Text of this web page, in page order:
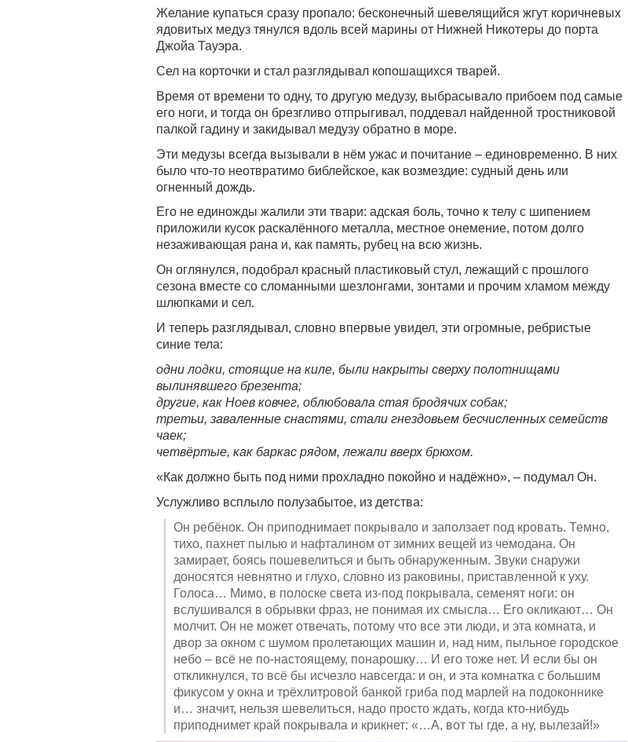
Желание купаться сразу пропало: бесконечный шевелящийся жгут коричневых
ядовитых медуз тянулся вдоль всей марины от Нижней Никотеры до порта
Джойа Тауэра.
Сел на корточки и стал разглядывал копошащихся тварей.
Время от времени то одну, то другую медузу, выбрасывало прибоем под самые
его ноги, и тогда он брезгливо отпрыгивал, поддевал найденной тростниковой
палкой гадину и закидывал медузу обратно в море.
Эти медузы всегда вызывали в нём ужас и почитание – единовременно. В них
было что-то неотвратимо библейское, как возмездие: судный день или
огненный дождь.
Его не единожды жалили эти твари: адская боль, точно к телу с шипением
приложили кусок раскалённого металла, местное онемение, потом долго
незаживающая рана и, как память, рубец на всю жизнь.
Он оглянулся, подобрал красный пластиковый стул, лежащий с прошлого
сезона вместе со сломанными шезлонгами, зонтами и прочим хламом между
шлюпками и сел.
И теперь разглядывал, словно впервые увидел, эти огромные, ребристые
синие тела:
одни лодки, стоящие на киле, были накрыты сверху полотнищами
вылинявшего брезента;
другие, как Ноев ковчег, облюбовала стая бродячих собак;
третьи, заваленные снастями, стали гнездовьем бесчисленных семейств
чаек;
четвёртые, как баркас рядом, лежали вверх брюхом.
«Как должно быть под ними прохладно покойно и надёжно», – подумал Он.
Услужливо всплыло полузабытое, из детства:
Он ребёнок. Он приподнимает покрывало и заползает под кровать. Темно,
тихо, пахнет пылью и нафталином от зимних вещей из чемодана. Он
замирает, боясь пошевелиться и быть обнаруженным. Звуки снаружи
доносятся невнятно и глухо, словно из раковины, приставленной к уху.
Голоса… Мимо, в полоске света из-под покрывала, семенят ноги: он
вслушивался в обрывки фраз, не понимая их смысла… Его окликают… Он
молчит. Он не может отвечать, потому что все эти люди, и эта комната, и
двор за окном с шумом пролетающих машин и, над ним, пыльное городское
небо – всё не по-настоящему, понарошку… И его тоже нет. И если бы он
откликнулся, то всё бы исчезло навсегда: и он, и эта комнатка с большим
фикусом у окна и трёхлитровой банкой гриба под марлей на подоконнике
и… значит, нельзя шевелиться, надо просто ждать, когда кто-нибудь
приподнимет край покрывала и крикнет: «…А, вот ты где, а ну, вылезай!»